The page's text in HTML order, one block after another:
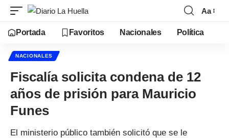
Aa
Portada Favoritos Nacionales Política
NACIONALES
Fiscalía solicita condena de 12
años de prisión para Mauricio
Funes
El ministerio público también solicitó que se le